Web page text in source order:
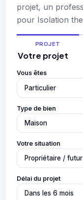
projet, un
pour Isolation
PROJET
Votre projet
Vous êtes
Type de bien
Votre situation
Délai du projet